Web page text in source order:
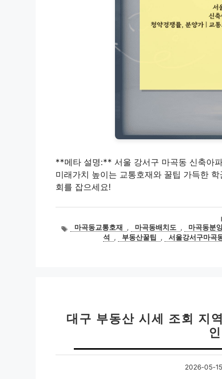
**메타 설명:** 서울 강서구 마곡동 신축아
미래가치 높이는 교통호재와 꿀팁 가득한
회를 잡으세요!
태마곡동교통호재 , 마곡동배치도 ,
마곡동분
석
, 부동산꿀팁 , 서울강서구마곡
대구 부동산 시세 조회 지
2026-05-15